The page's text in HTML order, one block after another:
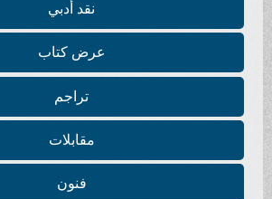
نقد أدبي
عرض كتاب
تراجم
مقابلات
فنون